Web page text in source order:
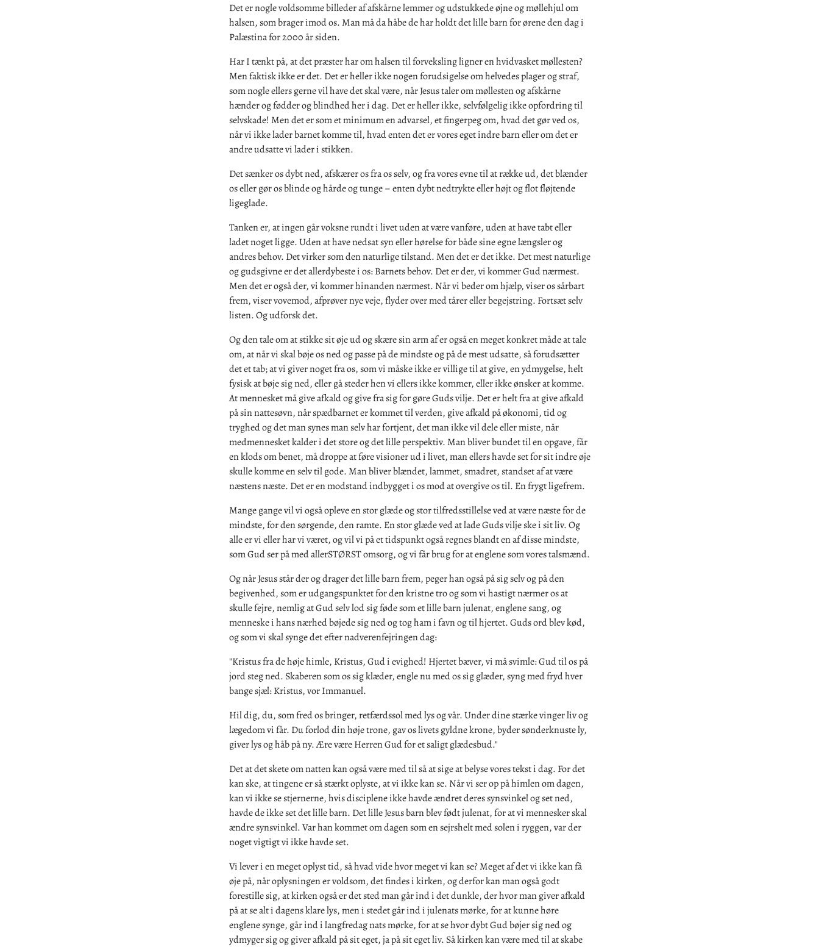
Det er nogle voldsomme billeder af afskårne lemmer og udstukkede øjne og møllehjul om
halsen, som brager imod os. Man må da håbe de har holdt det lille barn for ørene den dag i
Palæstina for 2000 år siden.
Har I tænkt på, at det præster har om halsen til forveksling ligner en hvidvasket møllesten?
Men faktisk ikke er det. Det er heller ikke nogen forudsigelse om helvedes plager og straf,
som nogle ellers gerne vil have det skal være, når Jesus taler om møllesten og afskårne
hænder og fødder og blindhed her i dag. Det er heller ikke, selvfølgelig ikke opfordring til
selvskade! Men det er som et minimum en advarsel, et fingerpeg om, hvad det gør ved os,
når vi ikke lader barnet komme til, hvad enten det er vores eget indre barn eller om det er
andre udsatte vi lader i stikken.
Det sænker os dybt ned, afskærer os fra os selv, og fra vores evne til at række ud, det blænder
os eller gør os blinde og hårde og tunge – enten dybt nedtrykte eller højt og flot fløjtende
ligeglade.
Tanken er, at ingen går voksne rundt i livet uden at være vanføre, uden at have tabt eller
ladet noget ligge. Uden at have nedsat syn eller hørelse for både sine egne længsler og
andres behov. Det virker som den naturlige tilstand. Men det er det ikke. Det mest naturlige
og gudsgivne er det allerdybeste i os: Barnets behov. Det er der, vi kommer Gud nærmest.
Men det er også der, vi kommer hinanden nærmest. Når vi beder om hjælp, viser os sårbart
frem, viser vovemod, afprøver nye veje, flyder over med tårer eller begejstring. Fortsæt selv
listen. Og udforsk det.
Og den tale om at stikke sit øje ud og skære sin arm af er også en meget konkret måde at tale
om, at når vi skal bøje os ned og passe på de mindste og på de mest udsatte, så forudsætter
det et tab; at vi giver noget fra os, som vi måske ikke er villige til at give, en ydmygelse, helt
fysisk at bøje sig ned, eller gå steder hen vi ellers ikke kommer, eller ikke ønsker at komme.
At mennesket må give afkald og give fra sig for gøre Guds vilje. Det er helt fra at give afkald
på sin nattesøvn, når spædbarnet er kommet til verden, give afkald på økonomi, tid og
tryghed og det man synes man selv har fortjent, det man ikke vil dele eller miste, når
medmennesket kalder i det store og det lille perspektiv. Man bliver bundet til en opgave, får
en klods om benet, må droppe at føre visioner ud i livet, man ellers havde set for sit indre øje
skulle komme en selv til gode. Man bliver blændet, lammet, smadret, standset af at være
næstens næste. Det er en modstand indbygget i os mod at overgive os til. En frygt ligefrem.
Mange gange vil vi også opleve en stor glæde og stor tilfredsstillelse ved at være næste for de
mindste, for den sørgende, den ramte. En stor glæde ved at lade Guds vilje ske i sit liv. Og
alle er vi eller har vi været, og vil vi på et tidspunkt også regnes blandt en af disse mindste,
som Gud ser på med allerSTØRST omsorg, og vi får brug for at englene som vores talsmænd.
Og når Jesus står der og drager det lille barn frem, peger han også på sig selv og på den
begivenhed, som er udgangspunktet for den kristne tro og som vi hastigt nærmer os at
skulle fejre, nemlig at Gud selv lod sig føde som et lille barn julenat, englene sang, og
menneske i hans nærhed bøjede sig ned og tog ham i favn og til hjertet. Guds ord blev kød,
og som vi skal synge det efter nadverenfejringen dag:
"Kristus fra de høje himle, Kristus, Gud i evighed! Hjertet bæver, vi må svimle: Gud til os på
jord steg ned. Skaberen som os sig klæder, engle nu med os sig glæder, syng med fryd hver
bange sjæl: Kristus, vor Immanuel.
Hil dig, du, som fred os bringer, retfærdssol med lys og vår. Under dine stærke vinger liv og
lægedom vi får. Du forlod din høje trone, gav os livets gyldne krone, byder sønderknuste ly,
giver lys og håb på ny. Ære være Herren Gud for et saligt glædesbud."
Det at det skete om natten kan også være med til så at sige at belyse vores tekst i dag. For det
kan ske, at tingene er så stærkt oplyste, at vi ikke kan se. Når vi ser op på himlen om dagen,
kan vi ikke se stjernerne, hvis disciplene ikke havde ændret deres synsvinkel og set ned,
havde de ikke set det lille barn. Det lille Jesus barn blev født julenat, for at vi mennesker skal
ændre synsvinkel. Var han kommet om dagen som en sejrshelt med solen i ryggen, var der
noget vigtigt vi ikke havde set.
Vi lever i en meget oplyst tid, så hvad vide hvor meget vi kan se? Meget af det vi ikke kan få
øje på, når oplysningen er voldsom, det findes i kirken, og derfor kan man også godt
forestille sig, at kirken også er det sted man går ind i det dunkle, der hvor man giver afkald
på at se alt i dagens klare lys, men i stedet går ind i julenats mørke, for at kunne høre
englene synge, går ind i langfredag nats mørke, for at se hvor dybt Gud bøjer sig ned og
ydmyger sig og giver afkald på sit eget, ja på sit eget liv. Så kirken kan være med til at skabe